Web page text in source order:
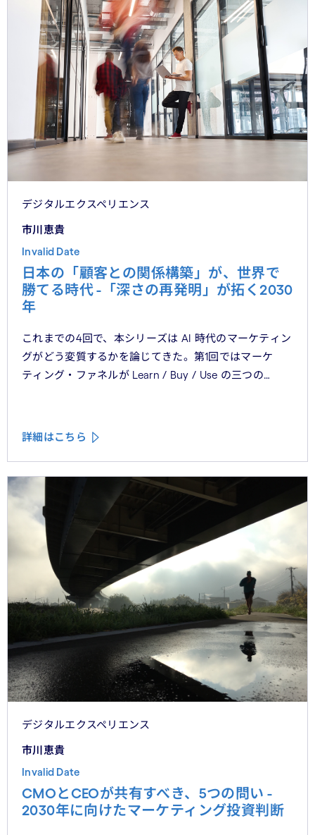
デジタルエクスペリエンス
市川恵貴
Invalid Date
日本の「顧客との関係構築」が、世界で
勝てる時代 -「深さの再発明」が拓く2030
年
これまでの4回で、本シリーズは AI 時代のマーケティン
グがどう変質するかを論じてきた。第1回ではマーケ
ティング・ファネルが Learn / Buy / Use の三つの
第3回では Learn フェーズで再定義されつつあるブラン
れらの議論を日本市場の文脈に着地させる。そして、希
望の視座を提示したい——日本の「顧客との関係構
築」が、世界で勝てる時代が、いま始まっている。
詳細はこちら
デジタルエクスペリエンス
市川恵貴
Invalid Date
CMOとCEOが共有すべき、5つの問い -
2030年に向けたマーケティング投資判断